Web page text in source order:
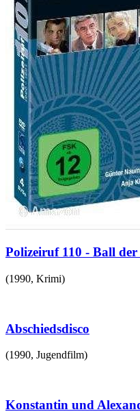
Polizeiruf 110 - Ball der
(1990, Krimi)
Abschiedsdisco
(1990, Jugendfilm)
Konstantin und